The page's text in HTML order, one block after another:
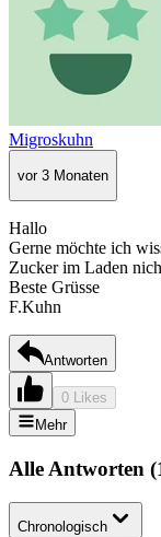
Migroskuhn
vor 3 Monaten
Hallo
Gerne möchte ich
Zucker im Laden
Beste Grüsse
F.Kuhn
Antworten
0 Likes
Mehr
Alle Antworten (
Chronologisch